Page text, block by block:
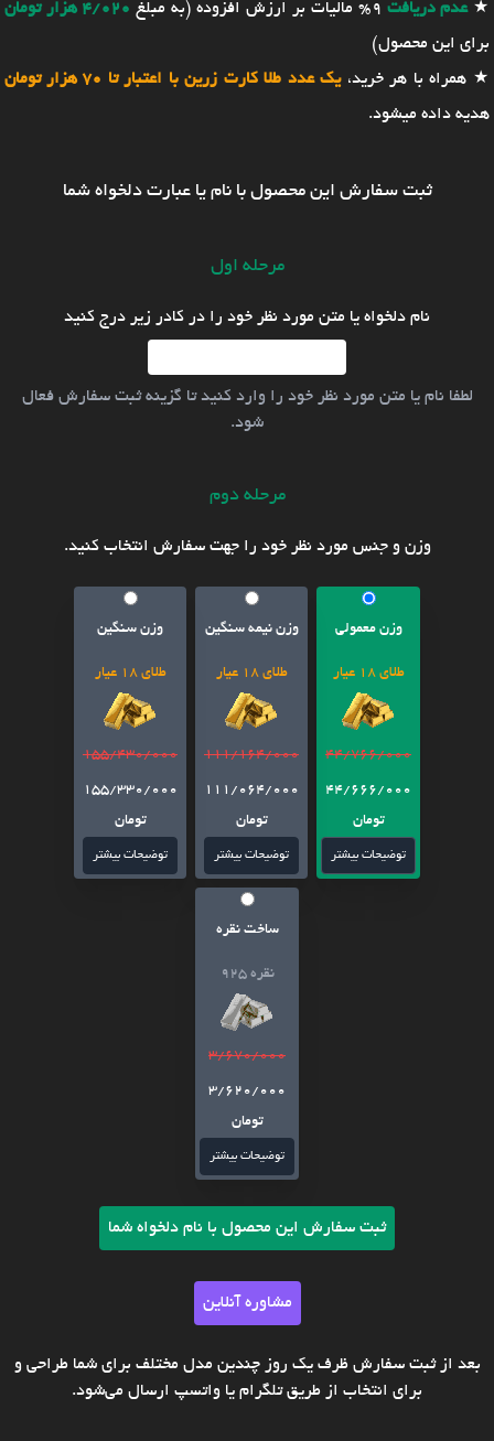
★عدم دریافت 9% مالیات بر ارزش افزوده (به مبلغ
4/020 هزار تومان
برای این محصول)
★ همراه با هر خرید،یک عدد طلا کارت زرین با اعتبار تا 70 هزار تومان
هدیه داده میشود.
ثبت سفارش این محصول با نام یا عبارت دلخواه شما
مرحله اول
نام دلخواه یا متن مورد نظر خود را در کادر زیر درج کنید
لطفا نام یا متن مورد نظر خود را وارد کنید تا گزینه ثبت سفارش فعال
شود.
مرحله دوم
وزن و جنس مورد نظر خود را جهت سفارش انتخاب کنید.
وزن معمولی
طلای 18 عیار
44/766/000
44/666/000
تومان
توضیحات بیشتر
وزن نیمه سنگین
طلای 18 عیار
111/164/000
111/064/000
تومان
توضیحات بیشتر
وزن سنگین
طلای 18 عیار
155/430/000
155/330/000
تومان
توضیحات بیشتر
ساخت نقره
نقره 925
3/670/000
3/620/000
تومان
توضیحات بیشتر
ثبت سفارش این محصول با نام دلخواه شما
مشاوره آنلاین
بعد از ثبت سفارش ظرف یک روز چندین مدل مختلف برای شما طراحی و
برای انتخاب از طریق تلگرام یا واتسپ ارسال می‌شود.